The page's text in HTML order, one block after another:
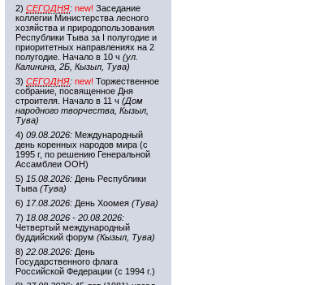
2) СЕГОДНЯ: new! Заседание
коллегии Министерства лесного
хозяйства и природопользования
Республики Тыва за I полугодие и
приоритетных направлениях на 2
полугодие. Начало в 10 ч (ул.
Калинина, 2Б, Кызыл, Тува)
3) СЕГОДНЯ: new! Торжественное
собрание, посвященное Дня
строителя. Начало в 11 ч (Дом
народного творчества, Кызыл,
Тува)
4) 09.08.2026: Международный
день коренных народов мира (с
1995 г, по решению Генеральной
Ассамблеи ООН)
5) 15.08.2026: День Республики
Тыва (Тува)
6) 17.08.2026: День Хоомея (Тува)
7) 18.08.2026 - 20.08.2026:
Четвертый международный
буддийский форум (Кызыл, Тува)
8) 22.08.2026: День
Государственного флага
Российской Федерации (с 1994 г.)